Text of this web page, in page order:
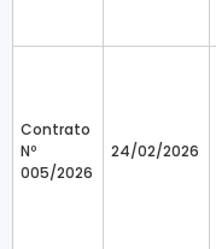
Contrato
Nº
005/2026
24/02/2026